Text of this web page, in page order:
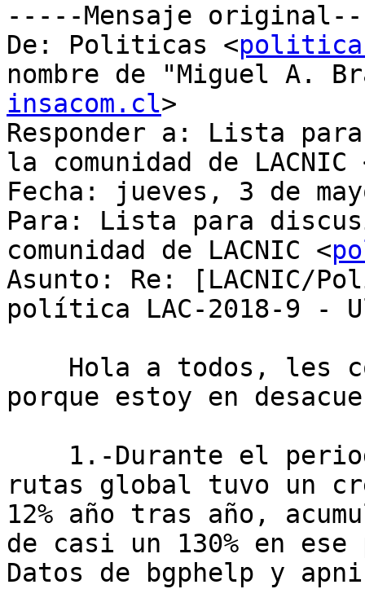
﻿-----Mensaje
De: Politicas <
nombre de "Miguel A.
insacom.cl>
Responder a: Lista
la comunidad de LACNIC
Fecha: jueves, 3 de
Para: Lista para
comunidad de LACNIC <
Asunto: Re: [LACNIC/
política LAC-2018-9 -
porque estoy en
rutas global tuvo un
12% año tras año,
de casi un 130% en
Datos de bgphelp y